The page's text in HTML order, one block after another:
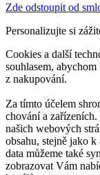
Zde odstoupit od
Personalizujte si
Cookies a další
souhlasem,
z nakupování.
Za tímto účelem
chování a
našich webových
obsahu, stejně jako
data můžeme také
zobrazovat Vám